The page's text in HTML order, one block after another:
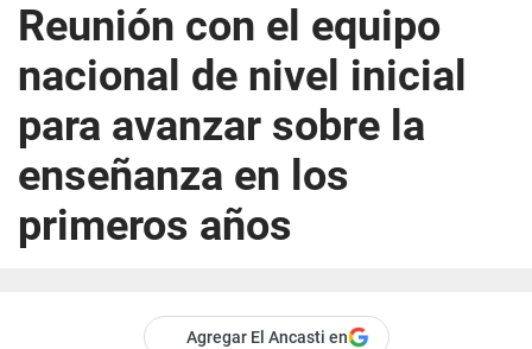
Reunión con el equipo
nacional de nivel inicial
para avanzar sobre la
enseñanza en los
primeros años
Agregar El Ancasti en